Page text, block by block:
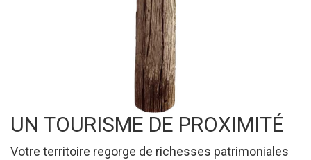
UN TOURISME DE PROXIMITÉ
Votre territoire regorge de richesses patrimoniales